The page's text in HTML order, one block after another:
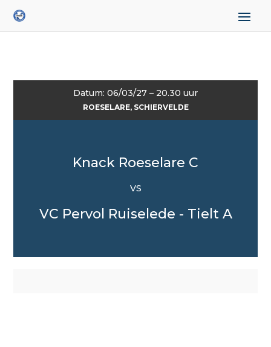
Datum: 06/03/27 – 20.30 uur
ROESELARE, SCHIERVELDE
Knack Roeselare C
VS
VC Pervol Ruiselede - Tielt A